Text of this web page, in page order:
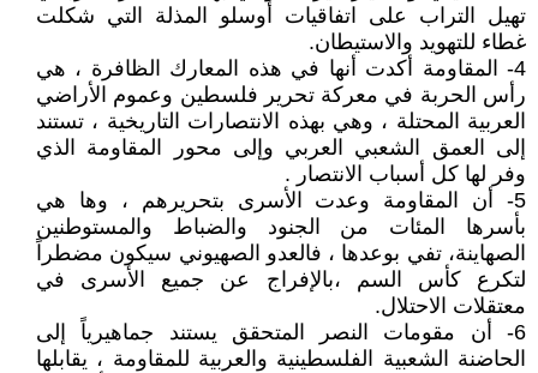
تهيل التراب على اتفاقيات أوسلو المذلة التي شكلت
غطاء للتهويد والاستيطان.
4- المقاومة أكدت أنها في هذه المعارك الظافرة ، هي
رأس الحربة في معركة تحرير فلسطين وعموم الأراضي
العربية المحتلة ، وهي بهذه الانتصارات التاريخية ، تستند
إلى العمق الشعبي العربي وإلى محور المقاومة الذي
وفر لها كل أسباب الانتصار .
5- أن المقاومة وعدت الأسرى بتحريرهم ، وها هي
بأسرها المئات من الجنود والضباط والمستوطنين
الصهاينة، تفي بوعدها ، فالعدو الصهيوني سيكون مضطراً
لتكرع كأس السم ،بالإفراج عن جميع الأسرى في
معتقلات الاحتلال.
6- أن مقومات النصر المتحقق يستند جماهيرياً إلى
الحاضنة الشعبية الفلسطينية والعربية للمقاومة ، يقابلها